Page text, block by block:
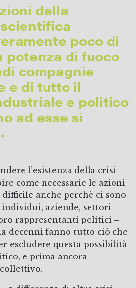
della
poco di
potenza di fuoco
compagnie
e di tutto il
e politico
ad esse si
l’esistenza della crisi
come necessarie le azioni
anche perchè ci sono
aziende, settori
rappresentanti politici –
decenni fanno tutto ciò che
escludere questa possibilità
e prima ancora